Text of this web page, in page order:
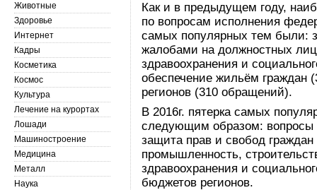
Как и в предыдущем году,
по вопросам исполнения
самых популярных тем были:
жалобами на должностных
здравоохранения и
обеспечение жильём граждан
регионов (310 обращений).
В 2016г. пятерка самых
следующим образом: вопросы
защита прав и свобод
промышленность,
здравоохранения и
бюджетов регионов.
Животные
Здоровье
Интернет
Кадры
Косметика
Космос
Культура
Лечение на курортах
Лошади
Машиностроение
Медицина
Металл
Наука